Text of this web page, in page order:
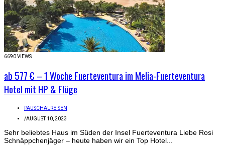
6690 VIEWS
ab 577 € – 1 Woche Fuerteventura im Melia-Fuerteventura
Hotel mit HP & Flüge
PAUSCHALREISEN
/AUGUST 10, 2023
Sehr beliebtes Haus im Süden der Insel Fuerteventura Liebe Rosi
Schnäppchenjäger – heute haben wir ein Top Hotel...